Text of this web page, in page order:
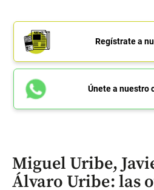
Regístrate a
Únete a nuestro
Miguel Uribe,
Álvaro Uribe: las